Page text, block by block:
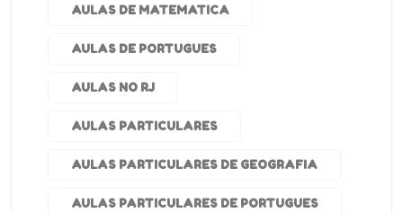
AULAS DE MATEMATICA
AULAS DE PORTUGUES
AULAS NO RJ
AULAS PARTICULARES
AULAS PARTICULARES DE GEOGRAFIA
AULAS PARTICULARES DE PORTUGUES